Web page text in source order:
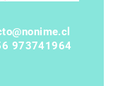
973741964